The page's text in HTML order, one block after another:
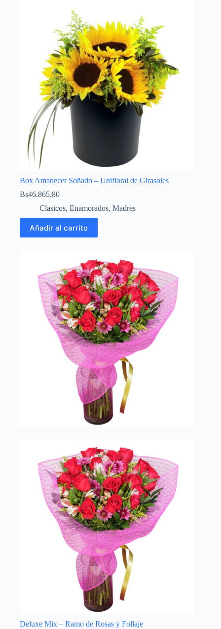
Box Amanecer Soñado – Unifloral de Girasoles
Bs46.865,80
Clasicos, Enamorados, Madres
Añadir al carrito
Deluxe Mix – Ramo de Rosas y Follaje